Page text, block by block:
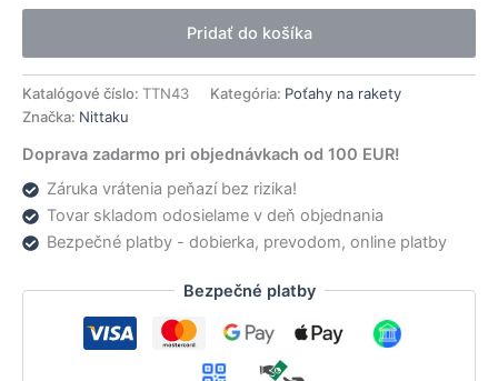
Pridať do košíka
Katalógové číslo: TTN43 Kategória: Poťahy na rakety
Značka: Nittaku
Doprava zadarmo pri objednávkach od 100 EUR!
Záruka vrátenia peňazí bez rizika!
Tovar skladom odosielame v deň objednania
Bezpečné platby - dobierka, prevodom, online platby
Bezpečné platby